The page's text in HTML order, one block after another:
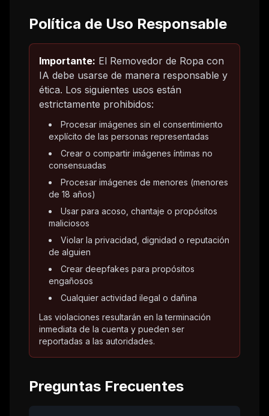
Política de Uso Responsable
Importante: El Removedor de Ropa con
IA debe usarse de manera responsable y
ética. Los siguientes usos están
estrictamente prohibidos:
Procesar imágenes sin el consentimiento
explícito de las personas representadas
Crear o compartir imágenes íntimas no
consensuadas
Procesar imágenes de menores (menores
de 18 años)
Usar para acoso, chantaje o propósitos
maliciosos
Violar la privacidad, dignidad o reputación
de alguien
Crear deepfakes para propósitos
engañosos
Cualquier actividad ilegal o dañina
Las violaciones resultarán en la terminación
inmediata de la cuenta y pueden ser
reportadas a las autoridades.
Preguntas Frecuentes